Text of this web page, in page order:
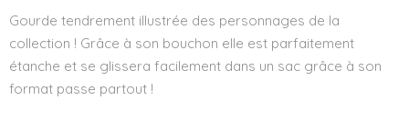
Gourde tendrement illustrée des personnages de la
collection ! Grâce à son bouchon elle est parfaitement
étanche et se glissera facilement dans un sac grâce à son
format passe partout !